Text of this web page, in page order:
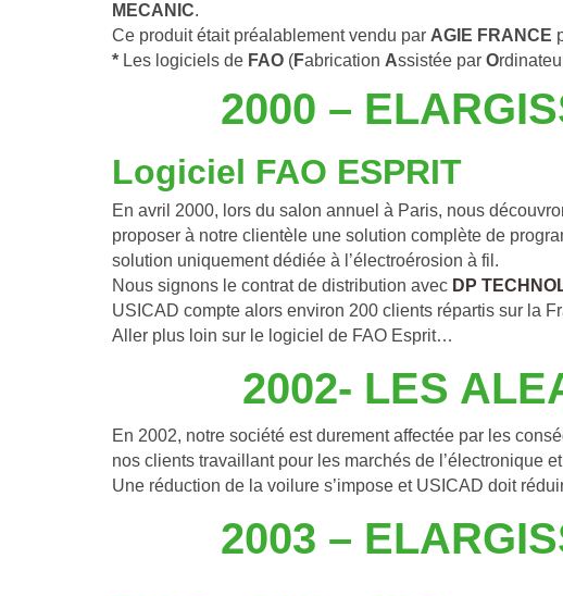
MECANIC.
Ce produit était préalablement vendu par AGIE FRANCE
* Les logiciels de FAO (Fabrication Assistée par O
2000 –
Logiciel FAO ESPRIT
En avril 2000, lors du salon annuel à Paris, nous
proposer à notre clientèle une solution complète de
solution uniquement dédiée à l’électroérosion à fil.
Nous signons le contrat de distribution avec DP
USICAD compte alors environ 200 clients répartis sur la
Aller plus loin sur le logiciel de FAO Esprit…
2002- LES
En 2002, notre société est durement affectée par les
nos clients travaillant pour les marchés de l’électronique
Une réduction de la voilure s’impose et USICAD doit
2003 –